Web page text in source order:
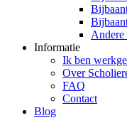
Andere
Informatie
Ik ben
Over
FAQ
Contact
Blog